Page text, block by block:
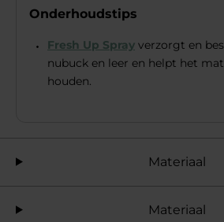
Onderhoudstips
Fresh Up Spray verzorgt en
nubuck en leer en helpt het
houden.
Materiaal
Materiaal